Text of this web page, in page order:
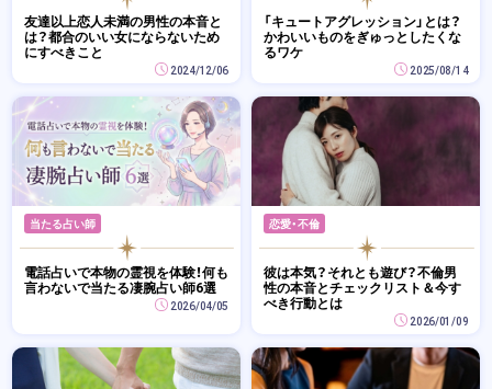
友達以上恋人未満の男性の本音と
は？都合のいい女にならないため
にすべきこと
2024/12/06
「キュートアグレッション」とは？
かわいいものをぎゅっとしたくな
るワケ
2025/08/14
当たる占い師
電話占いで本物の霊視を体験！何も
言わないで当たる凄腕占い師6選
2026/04/05
恋愛・不倫
彼は本気？それとも遊び？不倫男
性の本音とチェックリスト＆今す
べき行動とは
2026/01/09